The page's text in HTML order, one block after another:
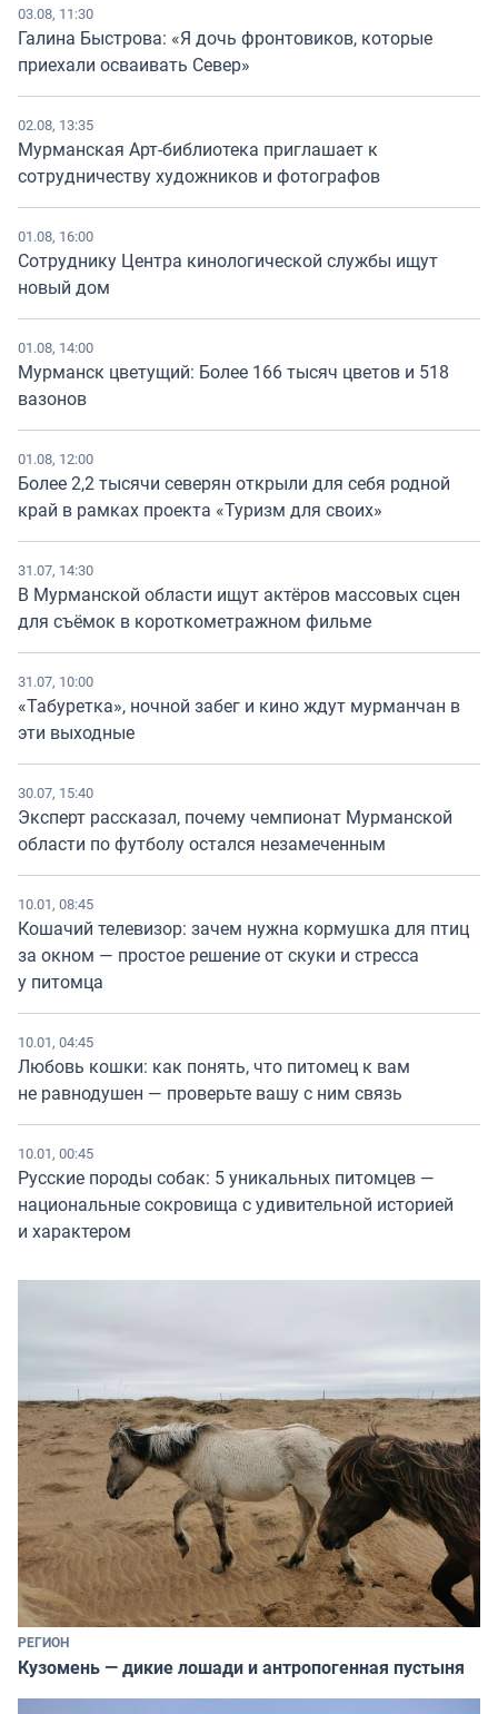
03.08, 11:30
Галина Быстрова: «Я дочь фронтовиков, которые
приехали осваивать Север»
02.08, 13:35
Мурманская Арт-библиотека приглашает к
сотрудничеству художников и фотографов
01.08, 16:00
Сотруднику Центра кинологической службы ищут
новый дом
01.08, 14:00
Мурманск цветущий: Более 166 тысяч цветов и 518
вазонов
01.08, 12:00
Более 2,2 тысячи северян открыли для себя родной
край в рамках проекта «Туризм для своих»
31.07, 14:30
В Мурманской области ищут актёров массовых сцен
для съёмок в короткометражном фильме
31.07, 10:00
«Табуретка», ночной забег и кино ждут мурманчан в
эти выходные
30.07, 15:40
Эксперт рассказал, почему чемпионат Мурманской
области по футболу остался незамеченным
10.01, 08:45
Кошачий телевизор: зачем нужна кормушка для птиц
за окном — простое решение от скуки и стресса
у питомца
10.01, 04:45
Любовь кошки: как понять, что питомец к вам
не равнодушен — проверьте вашу с ним связь
10.01, 00:45
Русские породы собак: 5 уникальных питомцев —
национальные сокровища с удивительной историей
и характером
РЕГИОН
Кузомень — дикие лошади и антропогенная пустыня